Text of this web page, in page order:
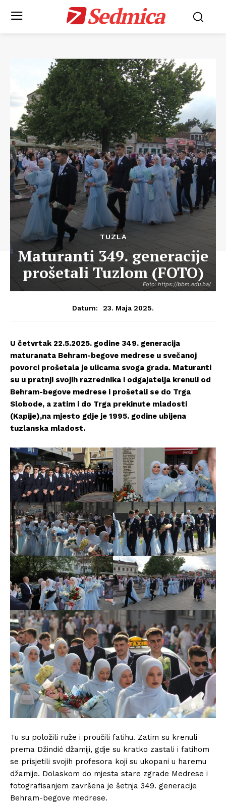
Sedmica
Foto: https://bbm.edu.ba/
TUZLA
Maturanti 349. generacije
prošetali Tuzlom (FOTO)
Datum: 23. Maja 2025.
U četvrtak 22.5.2025. godine 349. generacija
maturanata Behram-begove medrese u svečanoj
povorci prošetala je ulicama svoga grada. Maturanti
su u pratnji svojih razrednika i odgajatelja krenuli od
Behram-begove medrese i prošetali se do Trga
Slobode, a zatim i do Trga prekinute mladosti
(Kapije),na mjesto gdje je 1995. godine ubijena
tuzlanska mladost.
Tu su položili ruže i proučili fatihu. Zatim su krenuli
prema Džindić džamiji, gdje su kratko zastali i fatihom
se prisjetili svojih profesora koji su ukopani u haremu
džamije. Dolaskom do mjesta stare zgrade Medrese i
fotografisanjem završena je šetnja 349. generacije
Behram-begove medrese.